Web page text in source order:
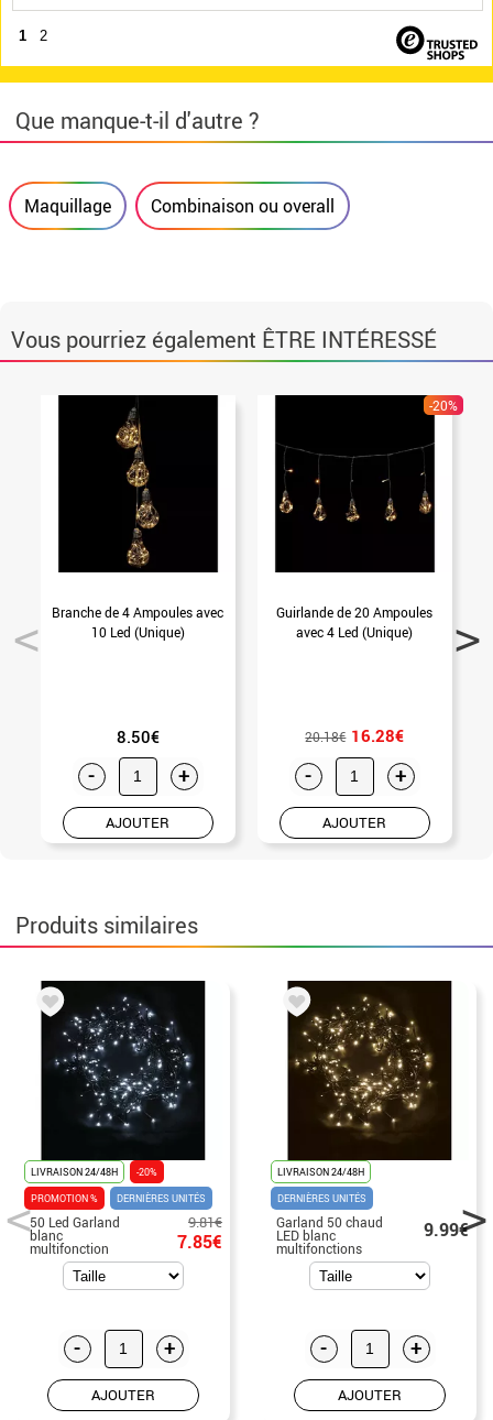
1 2
Que manque-t-il d'autre ?
Maquillage Combinaison ou overall
Vous pourriez également ÊTRE INTÉRESSÉ
Branche de 4 Ampoules avec
10 Led (Unique)
8.50€
- +
AJOUTER
-20%
Guirlande de 20 Ampoules
avec 4 Led (Unique)
20.18€ 16.28€
- +
AJOUTER
Produits similaires
LIVRAISON 24/48H
-20%
PROMOTION %
DERNIÈRES UNITÉS
50 Led Garland
blanc
multifonction
Extérieur
9.81€
7.85€
- +
AJOUTER
LIVRAISON 24/48H
DERNIÈRES UNITÉS
Garland 50 chaud
LED blanc
multifonctions
Extérieur
9.99€
- +
AJOUTER